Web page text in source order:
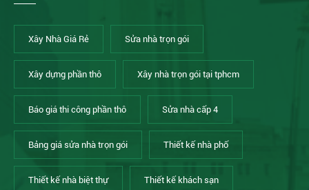
Xây Nhà Giá Rẻ Sửa nhà trọn gói
Xây dựng phần thô Xây nhà trọn gói tại tphcm
Báo giá thi công phần thô Sửa nhà cấp 4
Bảng giá sửa nhà trọn gói Thiết kế nhà phố
Thiết kế nhà biệt thự Thiết kế khách sạn